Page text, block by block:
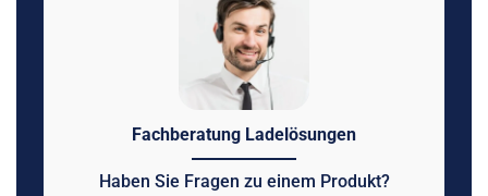
Fachberatung Ladelösungen
Haben Sie Fragen zu einem Produkt?